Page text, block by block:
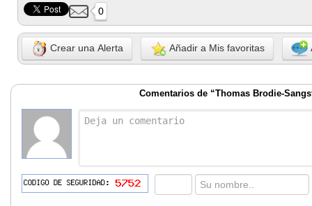
0
Crear una Alerta Añadir a Mis favoritas
Comentarios de “Thomas Brodie-